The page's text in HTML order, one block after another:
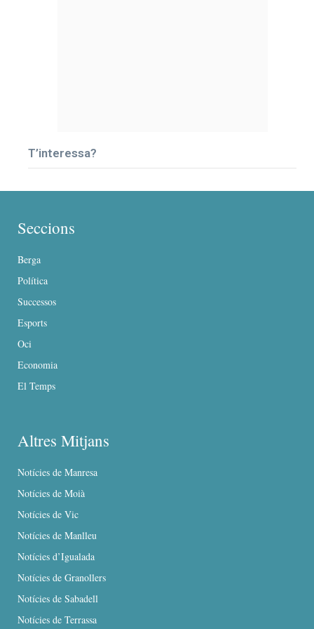
T’interessa?
Seccions
Berga
Política
Successos
Esports
Oci
Economia
El Temps
Altres Mitjans
Notícies de Manresa
Notícies de Moià
Notícies de Vic
Notícies de Manlleu
Notícies d’Igualada
Notícies de Granollers
Notícies de Sabadell
Notícies de Terrassa